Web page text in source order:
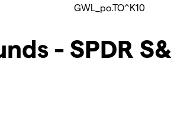
GWL_po.TO^K10
- SPDR